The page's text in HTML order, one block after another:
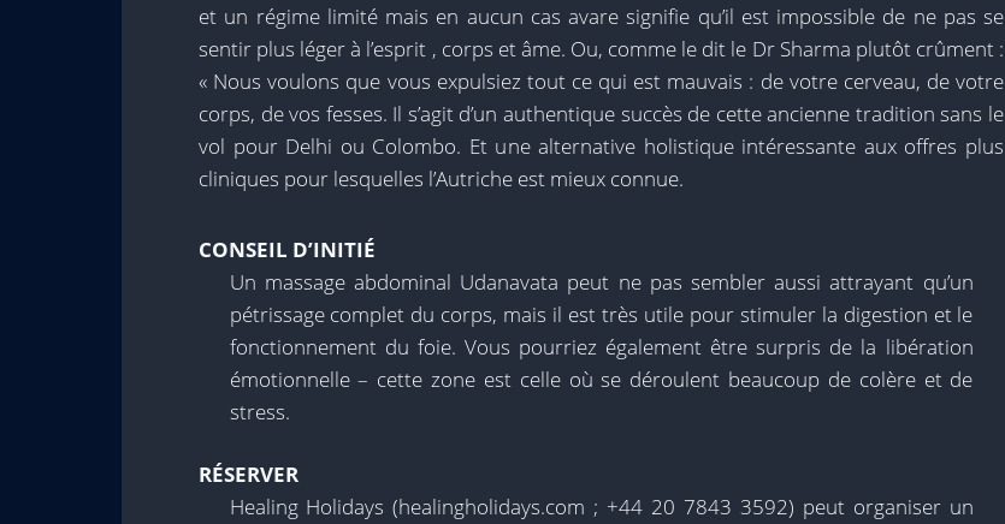
et un régime limité mais en aucun cas avare signifie qu’il est impossible de ne pas se
sentir plus léger à l’esprit , corps et âme. Ou, comme le dit le Dr Sharma plutôt crûment :
« Nous voulons que vous expulsiez tout ce qui est mauvais : de votre cerveau, de votre
corps, de vos fesses. Il s’agit d’un authentique succès de cette ancienne tradition sans le
vol pour Delhi ou Colombo. Et une alternative holistique intéressante aux offres plus
cliniques pour lesquelles l’Autriche est mieux connue.
CONSEIL D’INITIÉ
Un massage abdominal Udanavata peut ne pas sembler aussi attrayant qu’un
pétrissage complet du corps, mais il est très utile pour stimuler la digestion et le
fonctionnement du foie. Vous pourriez également être surpris de la libération
émotionnelle – cette zone est celle où se déroulent beaucoup de colère et de
stress.
RÉSERVER
Healing Holidays (healingholidays.com ; +44 20 7843 3592) peut organiser un